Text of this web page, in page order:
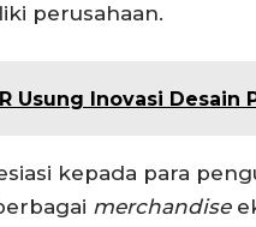
perusahaan.
Usung Inovasi
kepada para
merchandise